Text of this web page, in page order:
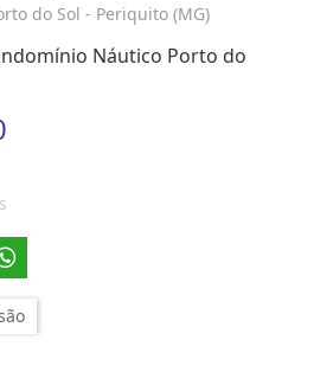
do Sol - Periquito (MG)
Náutico Porto do